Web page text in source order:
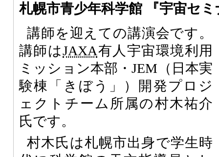
札幌市青少年科学館 『宇宙セ
講師を迎えての講演会です。
講師はJAXA有人宇宙環境利用
ミッション本部・JEM（日本実
験棟「きぼう」）開発プロジ
ェクトチーム所属の村木祐介
氏です。
村木氏は札幌市出身で学生時